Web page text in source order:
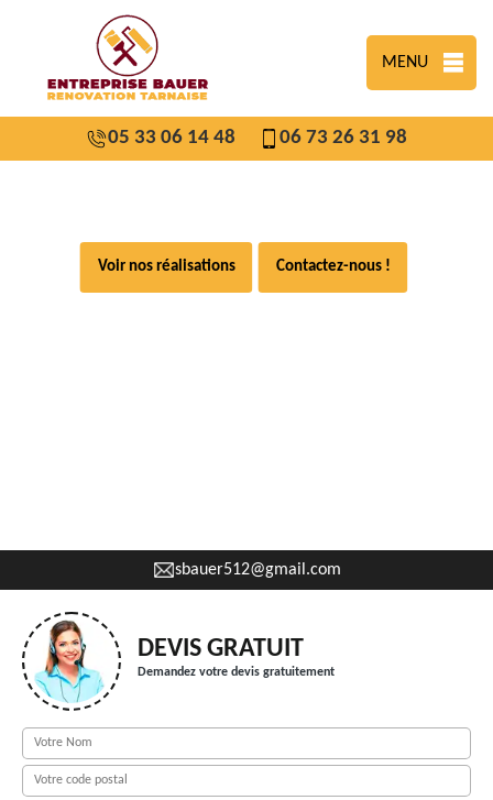
MENU
05 33 06 14 48 06 73 26 31 98
Voir nos réalisations Contactez-nous !
sbauer512@gmail.com
DEVIS GRATUIT
Demandez votre devis gratuitement